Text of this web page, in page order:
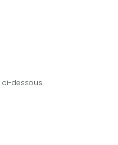
ci-dessous